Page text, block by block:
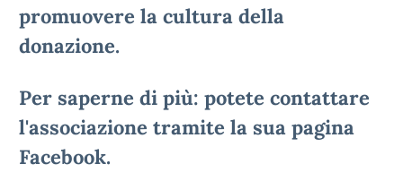
promuovere la cultura della
donazione.
Per saperne di più: potete contattare
l'associazione tramite la sua pagina
Facebook.